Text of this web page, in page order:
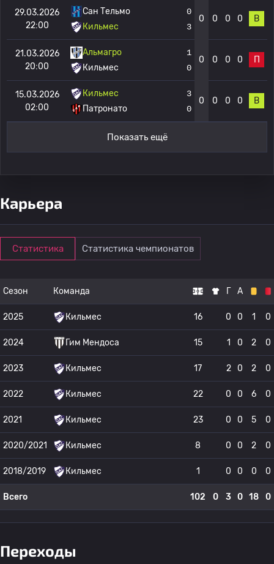
29.03.2026
22:00
Сан Тельмо
Кильмес
0
3
0 0 0 0 В
21.03.2026
20:00
Альмагро
Кильмес
1
0
0 0 0 0 П
15.03.2026
02:00
Кильмес
Патронато
3
0
0 0 0 0 В
Показать ещё
Карьера
Статистика Статистика чемпионатов
Сезон Команда Г А
2025 Кильмес 16 0 0 1 0
2024 Гим Мендоса 15 1 0 2 0
2023 Кильмес 17 2 0 2 0
2022 Кильмес 22 0 0 6 0
2021 Кильмес 23 0 0 5 0
2020/2021 Кильмес 8 0 0 2 0
2018/2019 Кильмес 1 0 0 0 0
Всего 102 0 3 0 18 0
Переходы